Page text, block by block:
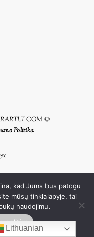
©
Politika
Lithuanian
kad Jums bus patogu
mūsų tinklalapyje, tai
naudojimu.
politika